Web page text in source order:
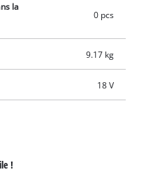
sans batterie ni
séparément.
la
0 pcs
9.17 kg
18 V
!